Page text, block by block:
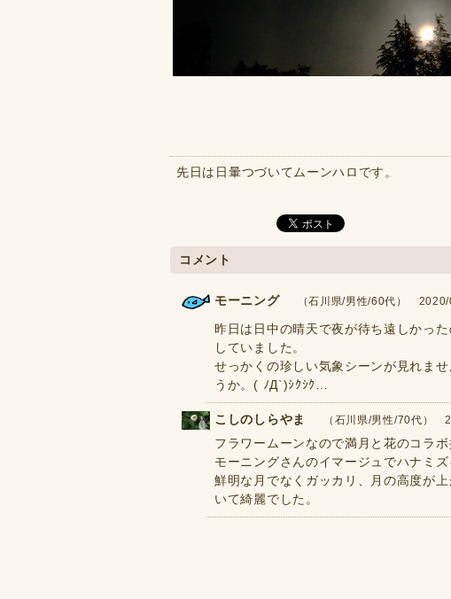
先日は日暈つづいてムーンハロです。
コメント
モーニング （石川県/男性/60代）
昨日は日中の晴天で夜が待ち遠しかっ
していました。
せっかくの珍しい気象シーンが見れま
うか。( ﾉД`)ｼｸｼｸ…
こしのしらやま （石川県/男性/70代）
フラワームーンなので満月と花のコラボ
モーニングさんのイマージュでハナミ
鮮明な月でなくガッカリ、月の高度が
いて綺麗でした。